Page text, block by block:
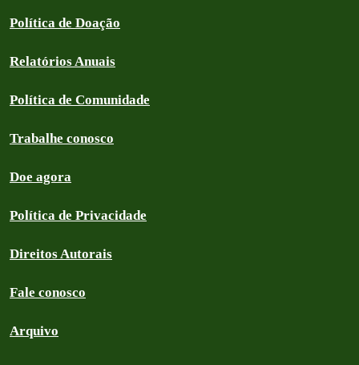
Política de Doação
Relatórios Anuais
Política de Comunidade
Trabalhe conosco
Doe agora
Política de Privacidade
Direitos Autorais
Fale conosco
Arquivo